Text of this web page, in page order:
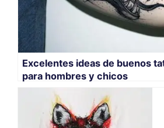
Excelentes ideas de buenos
para hombres y chicos